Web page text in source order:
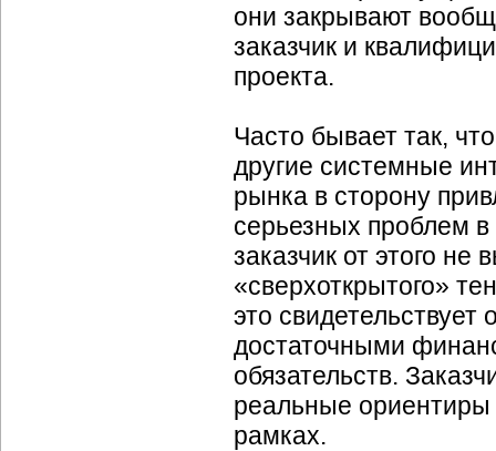
они закрывают
заказчик и
проекта.
Часто бывает так,
другие системные
рынка в сторону
серьезных проблем
заказчик от этого не
«сверхоткрытого»
это свидетельствует
достаточными
обязательств.
реальные
рамках.